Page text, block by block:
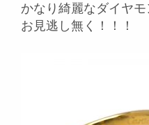
かなり綺麗なダイヤ
お見逃し無く！！！